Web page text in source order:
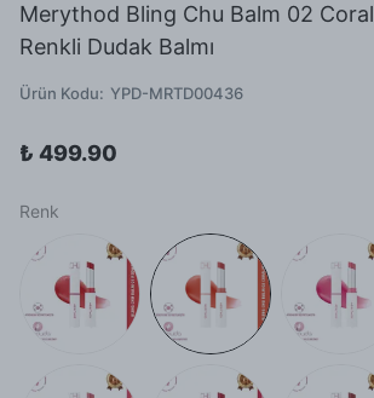
Merythod Bling Chu Balm 02
Renkli Dudak Balmı
Ürün Kodu: YPD-MRTD00436
₺ 499.90
Renk